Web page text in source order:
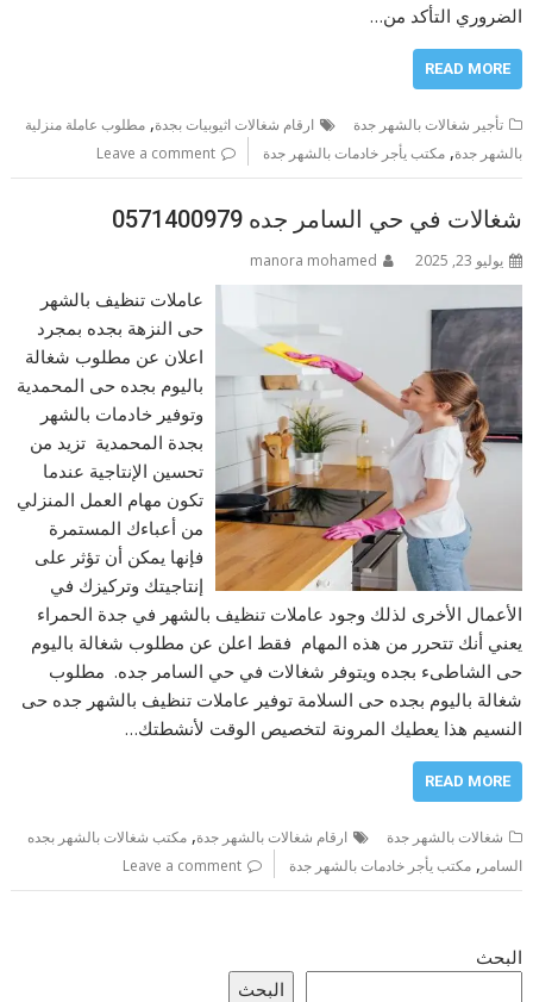
الضروري التأكد من…
READ MORE
تأجير شغالات بالشهر جدة ارقام شغالات اثيوبيات بجدة,مطلوب عاملة منزلية
بالشهر جدة,مكتب يأجر خادمات بالشهر جدة Leave a comment
شغالات في حي السامر جده 0571400979
يوليو 23, 2025 manora mohamed
عاملات تنظيف بالشهر
حى النزهة بجده بمجرد
اعلان عن مطلوب شغالة
باليوم بجده حى المحمدية
وتوفير خادمات بالشهر
بجدة المحمدية تزيد من
تحسين الإنتاجية عندما
تكون مهام العمل المنزلي
من أعباءك المستمرة
فإنها يمكن أن تؤثر على
إنتاجيتك وتركيزك في
الأعمال الأخرى لذلك وجود عاملات تنظيف بالشهر في جدة الحمراء
يعني أنك تتحرر من هذه المهام فقط اعلن عن مطلوب شغالة باليوم
حى الشاطىء بجده ويتوفر شغالات في حي السامر جده. مطلوب
شغالة باليوم بجده حى السلامة توفير عاملات تنظيف بالشهر جده حى
النسيم هذا يعطيك المرونة لتخصيص الوقت لأنشطتك…
READ MORE
شغالات بالشهر جدة ارقام شغالات بالشهر جدة,مكتب شغالات بالشهر بجده
السامر ,مكتب يأجر خادمات بالشهر جدة Leave a comment
البحث
البحث